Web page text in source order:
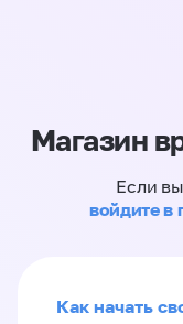
Магазин
Если
войдите в
Как начать